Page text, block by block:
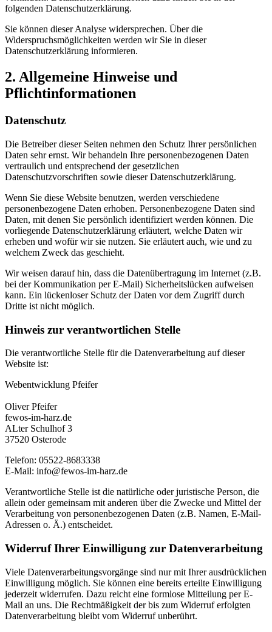
folgenden Datenschutzerklärung.
Sie können dieser Analyse widersprechen. Über die
Widerspruchsmöglichkeiten werden wir Sie in dieser
Datenschutzerklärung informieren.
2. Allgemeine Hinweise und
Pflichtinformationen
Datenschutz
Die Betreiber dieser Seiten nehmen den Schutz Ihrer persönlichen
Daten sehr ernst. Wir behandeln Ihre personenbezogenen Daten
vertraulich und entsprechend der gesetzlichen
Datenschutzvorschriften sowie dieser Datenschutzerklärung.
Wenn Sie diese Website benutzen, werden verschiedene
personenbezogene Daten erhoben. Personenbezogene Daten sind
Daten, mit denen Sie persönlich identifiziert werden können. Die
vorliegende Datenschutzerklärung erläutert, welche Daten wir
erheben und wofür wir sie nutzen. Sie erläutert auch, wie und zu
welchem Zweck das geschieht.
Wir weisen darauf hin, dass die Datenübertragung im Internet (z.B.
bei der Kommunikation per E-Mail) Sicherheitslücken aufweisen
kann. Ein lückenloser Schutz der Daten vor dem Zugriff durch
Dritte ist nicht möglich.
Hinweis zur verantwortlichen Stelle
Die verantwortliche Stelle für die Datenverarbeitung auf dieser
Website ist:
Webentwicklung Pfeifer
Oliver Pfeifer
fewos-im-harz.de
ALter Schulhof 3
37520 Osterode
Telefon: 05522-8683338
E-Mail: info@fewos-im-harz.de
Verantwortliche Stelle ist die natürliche oder juristische Person, die
allein oder gemeinsam mit anderen über die Zwecke und Mittel der
Verarbeitung von personenbezogenen Daten (z.B. Namen, E-Mail-
Adressen o. Ä.) entscheidet.
Widerruf Ihrer Einwilligung zur Datenverarbeitung
Viele Datenverarbeitungsvorgänge sind nur mit Ihrer ausdrücklichen
Einwilligung möglich. Sie können eine bereits erteilte Einwilligung
jederzeit widerrufen. Dazu reicht eine formlose Mitteilung per E-
Mail an uns. Die Rechtmäßigkeit der bis zum Widerruf erfolgten
Datenverarbeitung bleibt vom Widerruf unberührt.